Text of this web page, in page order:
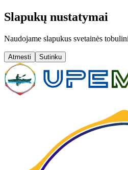
Slapukų nustatymai
Naudojame slapukus svetainės
Atmesti Sutinku